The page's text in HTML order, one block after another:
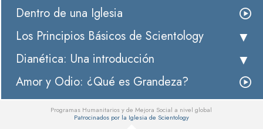
Dentro de una Iglesia
Los Principios Básicos de Scientology
Dianética: Una introducción
Amor y Odio: ¿Qué es Grandeza?
Programas Humanitarios y de Mejora Social a nivel global
Patrocinados por la Iglesia de Scientology